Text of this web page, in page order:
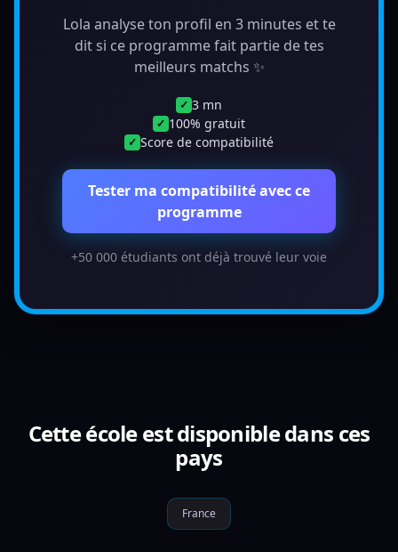
Lola analyse ton profil en 3 minutes et te
dit si ce programme fait partie de tes
meilleurs matchs ✨
✓ 3 mn
✓ 100% gratuit
✓ Score de compatibilité
Tester ma compatibilité avec ce
programme
+50 000 étudiants ont déjà trouvé leur voie
Cette école est disponible dans ces
pays
France